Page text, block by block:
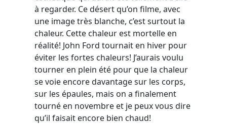
à regarder. Ce désert qu’on filme, avec
une image très blanche, c’est surtout la
chaleur. Cette chaleur est mortelle en
réalité! John Ford tournait en hiver pour
éviter les fortes chaleurs! J’aurais voulu
tourner en plein été pour que la chaleur
se voie encore davantage sur les corps,
sur les épaules, mais on a finalement
tourné en novembre et je peux vous dire
qu’il faisait encore bien chaud!